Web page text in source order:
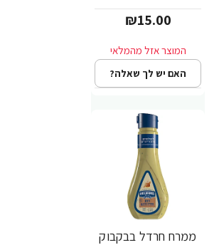
₪15.00
האם יש לך שאלה?
ממרח חרדל בבקבוק